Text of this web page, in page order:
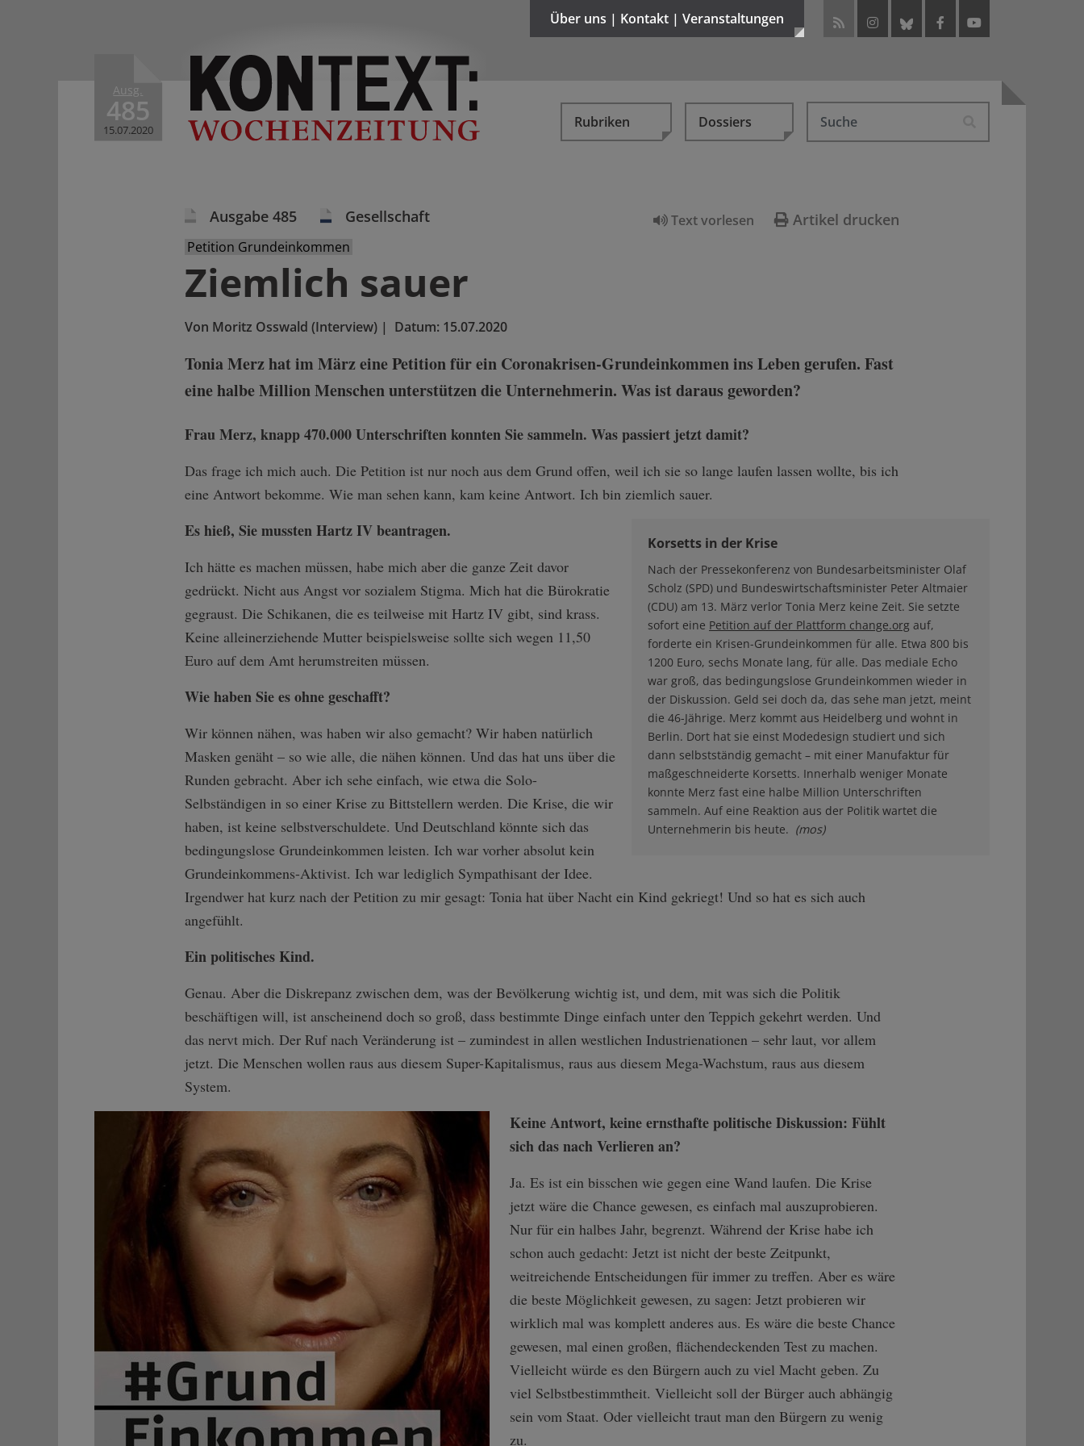
Ausg.
485
15.07.2020
Über uns | Kontakt | Veranstaltungen
Rubriken Dossiers
Text vorlesen Artikel drucken
Ausgabe 485 Gesellschaft
Petition Grundeinkommen
Ziemlich sauer
Von Moritz Osswald (Interview) | Datum: 15.07.2020
Tonia Merz hat im März eine Petition für ein Coronakrisen-Grundeinkommen ins Leben gerufen. Fast
eine halbe Million Menschen unterstützen die Unternehmerin. Was ist daraus geworden?
Frau Merz, knapp 470.000 Unterschriften konnten Sie sammeln. Was passiert jetzt damit?
Das frage ich mich auch. Die Petition ist nur noch aus dem Grund offen, weil ich sie so lange laufen lassen wollte, bis ich
eine Antwort bekomme. Wie man sehen kann, kam keine Antwort. Ich bin ziemlich sauer.
Korsetts in der Krise
Nach der Pressekonferenz von Bundesarbeitsminister Olaf
Scholz (SPD) und Bundeswirtschaftsminister Peter Altmaier
(CDU) am 13. März verlor Tonia Merz keine Zeit. Sie setzte
sofort eine Petition auf der Plattform change.org auf,
forderte ein Krisen-Grundeinkommen für alle. Etwa 800 bis
1200 Euro, sechs Monate lang, für alle. Das mediale Echo
war groß, das bedingungslose Grundeinkommen wieder in
der Diskussion. Geld sei doch da, das sehe man jetzt, meint
die 46-Jährige. Merz kommt aus Heidelberg und wohnt in
Berlin. Dort hat sie einst Modedesign studiert und sich
dann selbstständig gemacht – mit einer Manufaktur für
maßgeschneiderte Korsetts. Innerhalb weniger Monate
konnte Merz fast eine halbe Million Unterschriften
sammeln. Auf eine Reaktion aus der Politik wartet die
Unternehmerin bis heute. (mos)
Es hieß, Sie mussten Hartz IV beantragen.
Ich hätte es machen müssen, habe mich aber die ganze Zeit davor
gedrückt. Nicht aus Angst vor sozialem Stigma. Mich hat die Bürokratie
gegraust. Die Schikanen, die es teilweise mit Hartz IV gibt, sind krass.
Keine alleinerziehende Mutter beispielsweise sollte sich wegen 11,50
Euro auf dem Amt herumstreiten müssen.
Wie haben Sie es ohne geschafft?
Wir können nähen, was haben wir also gemacht? Wir haben natürlich
Masken genäht – so wie alle, die nähen können. Und das hat uns über die
Runden gebracht. Aber ich sehe einfach, wie etwa die Solo-
Selbständigen in so einer Krise zu Bittstellern werden. Die Krise, die wir
haben, ist keine selbstverschuldete. Und Deutschland könnte sich das
bedingungslose Grundeinkommen leisten. Ich war vorher absolut kein
Grundeinkommens-Aktivist. Ich war lediglich Sympathisant der Idee.
Irgendwer hat kurz nach der Petition zu mir gesagt: Tonia hat über Nacht ein Kind gekriegt! Und so hat es sich auch
angefühlt.
Ein politisches Kind.
Genau. Aber die Diskrepanz zwischen dem, was der Bevölkerung wichtig ist, und dem, mit was sich die Politik
beschäftigen will, ist anscheinend doch so groß, dass bestimmte Dinge einfach unter den Teppich gekehrt werden. Und
das nervt mich. Der Ruf nach Veränderung ist – zumindest in allen westlichen Industrienationen – sehr laut, vor allem
jetzt. Die Menschen wollen raus aus diesem Super-Kapitalismus, raus aus diesem Mega-Wachstum, raus aus diesem
System.
Keine Antwort, keine ernsthafte politische Diskussion: Fühlt
sich das nach Verlieren an?
Ja. Es ist ein bisschen wie gegen eine Wand laufen. Die Krise
jetzt wäre die Chance gewesen, es einfach mal auszuprobieren.
Nur für ein halbes Jahr, begrenzt. Während der Krise habe ich
schon auch gedacht: Jetzt ist nicht der beste Zeitpunkt,
weitreichende Entscheidungen für immer zu treffen. Aber es wäre
die beste Möglichkeit gewesen, zu sagen: Jetzt probieren wir
wirklich mal was komplett anderes aus. Es wäre die beste Chance
gewesen, mal einen großen, flächendeckenden Test zu machen.
Vielleicht würde es den Bürgern auch zu viel Macht geben. Zu
viel Selbstbestimmtheit. Vielleicht soll der Bürger auch abhängig
sein vom Staat. Oder vielleicht traut man den Bürgern zu wenig
zu.